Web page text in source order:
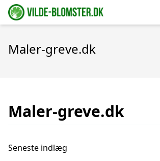
Maler-greve.dk
Maler-greve.dk
Seneste indlæg